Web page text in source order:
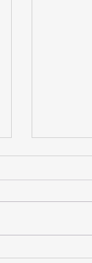
“보는 것
사람은 보
스로 확신